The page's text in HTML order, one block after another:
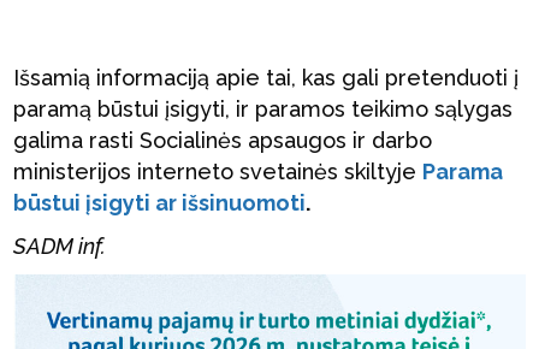
Išsamią informaciją apie tai, kas gali pretenduoti į
paramą būstui įsigyti, ir paramos teikimo sąlygas
galima rasti Socialinės apsaugos ir darbo
ministerijos interneto svetainės skiltyje Parama
būstui įsigyti ar išsinuomoti.
SADM inf.